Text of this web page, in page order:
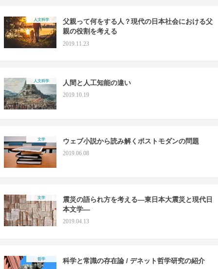
人文科学
父親って何をする人？現代の日本社会における父
親の役割を考える
2019.11.23
人文科学 人間と人工知能の違い
2019.10.19
文学 ウェブ小説から読み解くポストモダンの問題
2019.06.08
文学
震災の語られ方を考える―東日本大震災と現代日
本文学―
2019.04.13
哲学 科学と常識の存在論 / デネット哲学研究の紹介